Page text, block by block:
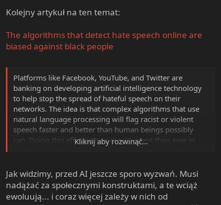
Kolejny artykuł na ten temat:
The algorithms that detect hate speech online are
biased against black people
Platforms like Facebook, YouTube, and Twitter are
banking on developing artificial intelligence technology
to help stop the spread of hateful speech on their
networks. The idea is that complex algorithms that use
natural language processing will flag racist or violent
speech faster and better than human beings possibly
can. Doing this effectively is more urgent than ever in
But two new studies show that AI trained to identify hate
speech may actually end up amplifying racial bias. In one
study, researchers found that leading AI models for
Kliknij aby rozwinąć...
Jak widzimy, przed AI jeszcze sporo wyzwań. Musi
nadążać za społecznymi konstruktami, a te wciąż
ewoluują... i coraz więcej zależy w nich od